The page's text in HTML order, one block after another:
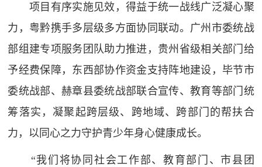
项目有序实施见效，得益于统一战线广泛凝心聚
力，粤黔携手多层级多方面协同联动。广州市委统战
部组建专项服务团队助力推进，贵州省级相关部门给
予经费保障，东西部协作资金支持阵地建设，毕节市
委统战部、赫章县委统战部联合宣传、教育等部门统
筹落实，凝聚起跨层级、跨地域、跨部门的帮扶合
力，以同心之力守护青少年身心健康成长。
“我们将协同社会工作部、教育部门、市县团